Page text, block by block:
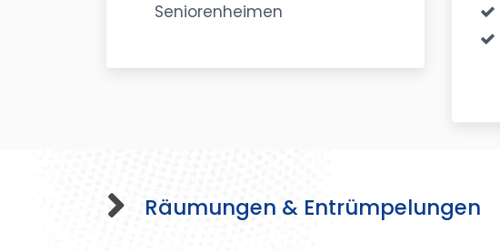
Seniorenheimen
Räumungen & Entrümpelungen